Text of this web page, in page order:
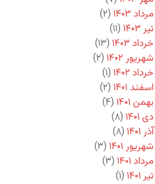
مرداد ۱۴۰۳
(۲)
تیر ۱۴۰۳
(۱۱)
خرداد ۱۴۰۳
(۱۳)
شهریور ۱۴۰۲
(۲)
خرداد ۱۴۰۲
(۱)
اسفند ۱۴۰۱
(۲)
بهمن ۱۴۰۱
(۴)
دی ۱۴۰۱
(۸)
آذر ۱۴۰۱
(۸)
شهریور ۱۴۰۱
(۳)
مرداد ۱۴۰۱
(۳)
تیر ۱۴۰۱
(۱)